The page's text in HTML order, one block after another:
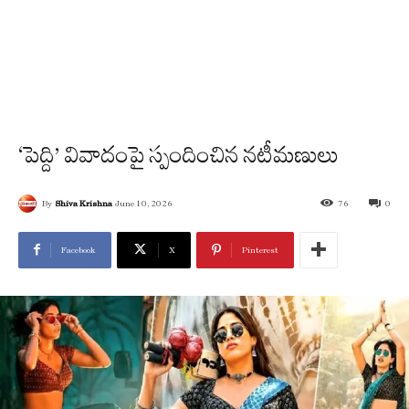
‘పెద్ది’ వివాదంపై స్పందించిన నటీమణులు
By Shiva Krishna June 10, 2026 0
76
Facebook X Pinterest